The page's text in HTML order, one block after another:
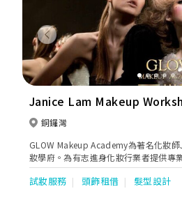
Previous
Janice Lam Makeup
銅鑼灣
GLOW Makeup Academy為著名化妝
妝學府。為有志進身化妝行業者提供專
政府資歷架構認可及可申請持續進修基
的你。
試妝服務 頭飾租借 髮型設計